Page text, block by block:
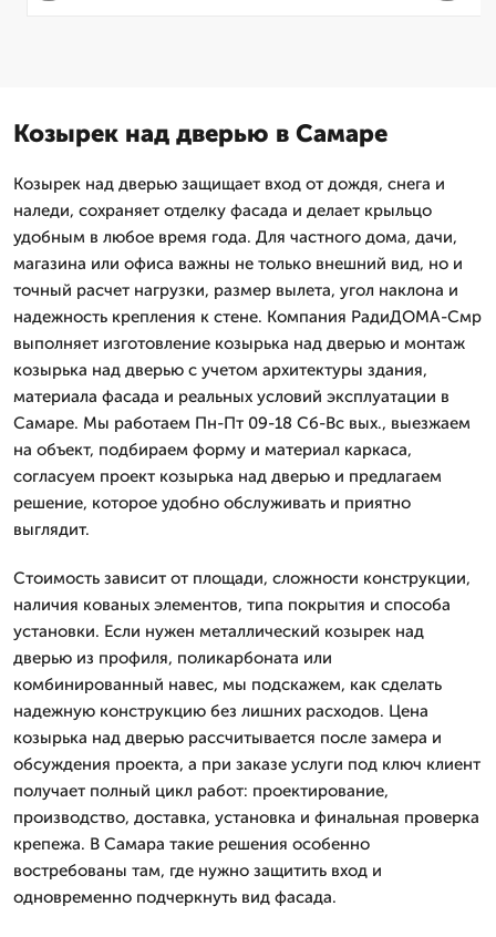
Козырек над дверью в Самаре
Козырек над дверью защищает вход от дождя, снега и
наледи, сохраняет отделку фасада и делает крыльцо
удобным в любое время года. Для частного дома, дачи,
магазина или офиса важны не только внешний вид, но и
точный расчет нагрузки, размер вылета, угол наклона и
надежность крепления к стене. Компания РадиДОМА-Смр
выполняет изготовление козырька над дверью и монтаж
козырька над дверью с учетом архитектуры здания,
материала фасада и реальных условий эксплуатации в
Самаре. Мы работаем Пн-Пт 09-18 Сб-Вс вых., выезжаем
на объект, подбираем форму и материал каркаса,
согласуем проект козырька над дверью и предлагаем
решение, которое удобно обслуживать и приятно
выглядит.
Стоимость зависит от площади, сложности конструкции,
наличия кованых элементов, типа покрытия и способа
установки. Если нужен металлический козырек над
дверью из профиля, поликарбоната или
комбинированный навес, мы подскажем, как сделать
надежную конструкцию без лишних расходов. Цена
козырька над дверью рассчитывается после замера и
обсуждения проекта, а при заказе услуги под ключ клиент
получает полный цикл работ: проектирование,
производство, доставка, установка и финальная проверка
крепежа. В Самара такие решения особенно
востребованы там, где нужно защитить вход и
одновременно подчеркнуть вид фасада.